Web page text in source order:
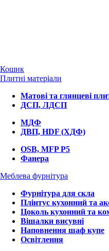
Кошик
Плитні матеріали
Матові та глянцеві
ДСП, ЛДСП
МДФ
ДВП, HDF (ХДФ)
OSB, MFP P5
Фанера
Меблева фурнітура
Фурнітура для скла
Плінтус кухонний та
Цоколь кухонний та
Вішалки висувні
Наповнення шаф купе
Освітлення